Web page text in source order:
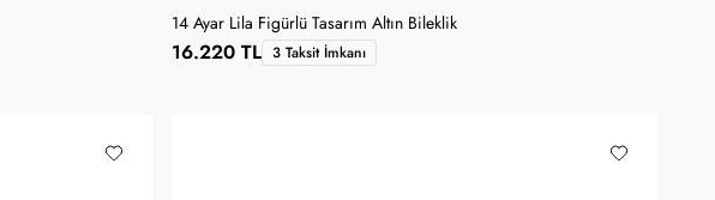
14 Ayar Lila Figürlü Tasarım Altın Bileklik
16.220 TL 3 Taksit İmkanı